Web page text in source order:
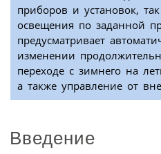
приборов и установок,
освещения по заданной
предусматривает
изменении
переходе с зимнего на
а также управление от
Введение